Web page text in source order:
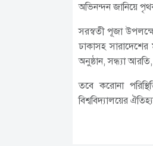
অভিনন্দন জানিয়ে
সরস্বতী পূজা উপলক্ষে
ঢাকাসহ সারাদেশের
অনুষ্ঠান, সন্ধ্যা
তবে করোনা
বিশ্ববিদ্যালয়ের